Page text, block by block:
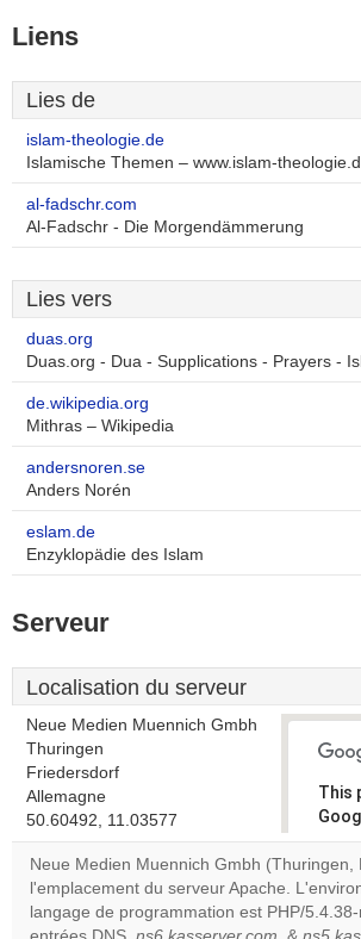
Liens
Lies de
islam-theologie.de
Islamische Themen – www.islam-
al-fadschr.com
Al-Fadschr - Die Morgendämmerung
Lies vers
duas.org
Duas.org - Dua - Supplications - Prayers -
de.wikipedia.org
Mithras – Wikipedia
andersnoren.se
Anders Norén
eslam.de
Enzyklopädie des Islam
Serveur
Localisation du serveur
Neue Medien Muennich Gmbh
Thuringen
Friedersdorf
Allemagne
50.60492, 11.03577
This
Do
Neue Medien Muennich Gmbh (Thuringen,
l'emplacement du serveur Apache.
langage de programmation est PHP/